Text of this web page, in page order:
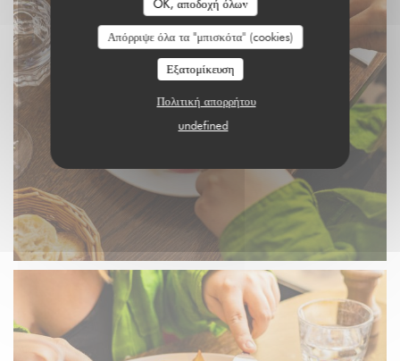
OK, αποδοχή όλων
Απόρριψε όλα τα "μπισκότα" (cookies)
Εξατομίκευση
Πολιτική απορρήτου
undefined